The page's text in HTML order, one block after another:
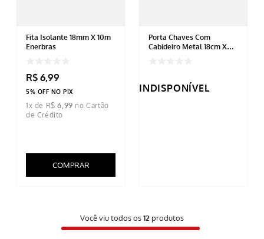
Fita Isolante 18mm X 10m
Enerbras
R$ 6,99
5% OFF NO PIX
1x de R$ 6,99
COMPRAR
Porta Chaves Com
Cabideiro Metal 18cm X
INDISPONÍVEL
Você viu todos os12 produtos